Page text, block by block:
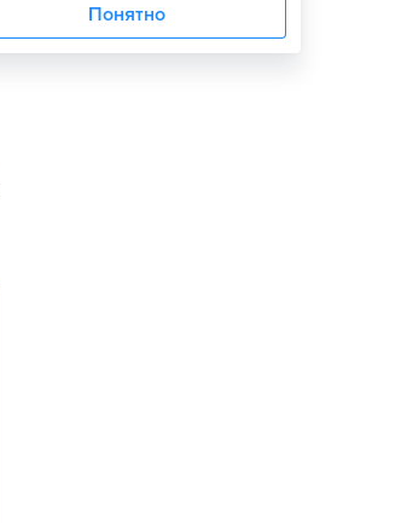
Понятно